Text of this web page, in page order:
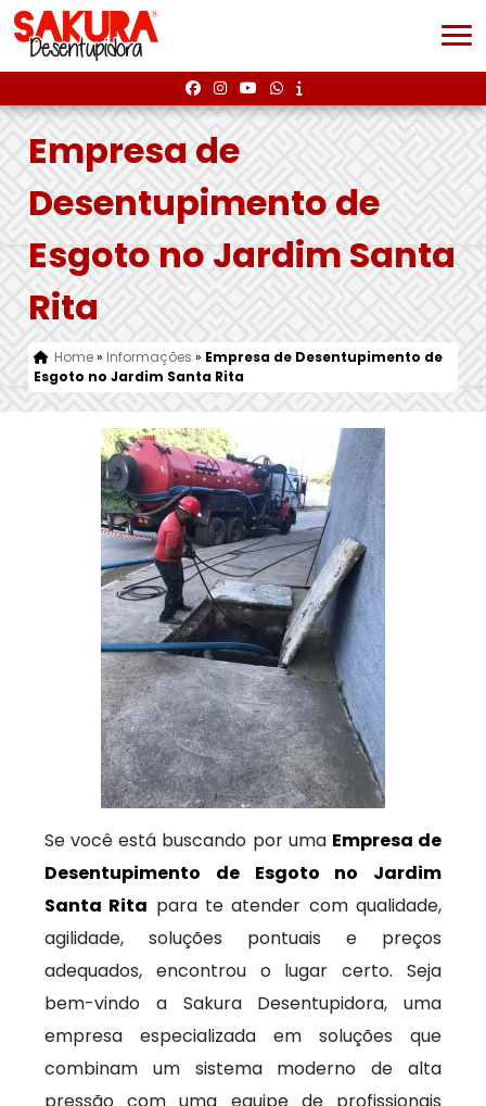
Empresa de
Desentupimento de
Esgoto no Jardim Santa
Rita
Home» Informações » Empresa de Desentupimento de
Esgoto no Jardim Santa Rita
Se você está buscando por uma Empresa de
Desentupimento de Esgoto no Jardim
Santa Rita para te atender com qualidade,
agilidade, soluções pontuais e preços
adequados, encontrou o lugar certo. Seja
bem-vindo a Sakura Desentupidora, uma
empresa especializada em soluções que
combinam um sistema moderno de alta